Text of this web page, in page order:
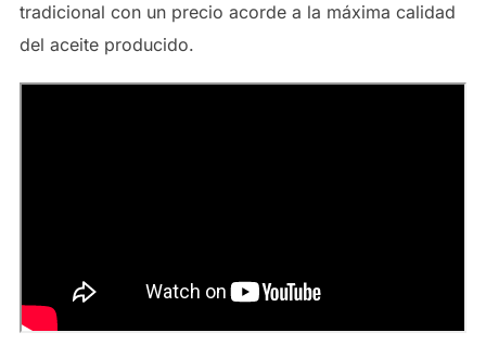
tradicional con un precio acorde a la máxima calidad
del aceite producido.